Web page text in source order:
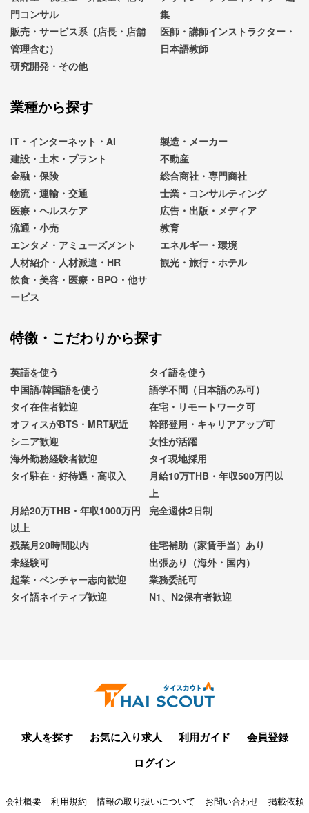
門コンサル
集
販売・サービス系（店長・店舗
管理含む）
医師・講師インストラクター・
日本語教師
研究開発・その他
業種から探す
IT・インターネット・AI
製造・メーカー
建設・土木・プラント
不動産
金融・保険
総合商社・専門商社
物流・運輸・交通
士業・コンサルティング
医療・ヘルスケア
広告・出版・メディア
流通・小売
教育
エンタメ・アミューズメント
エネルギー・環境
人材紹介・人材派遣・HR
観光・旅行・ホテル
飲食・美容・医療・BPO・他サ
ービス
特徴・こだわりから探す
英語を使う
タイ語を使う
中国語/韓国語を使う
語学不問（日本語のみ可）
タイ在住者歓迎
在宅・リモートワーク可
オフィスがBTS・MRT駅近
幹部登用・キャリアアップ可
シニア歓迎
女性が活躍
海外勤務経験者歓迎
タイ現地採用
タイ駐在・好待遇・高収入
月給10万THB・年収500万円以
上
月給20万THB・年収1000万円
以上
完全週休2日制
残業月20時間以内
住宅補助（家賃手当）あり
未経験可
出張あり（海外・国内）
起業・ベンチャー志向歓迎
業務委託可
タイ語ネイティブ歓迎
N1、N2保有者歓迎
求人を探す お気に入り求人 利用ガイド
会員登録
ログイン
会社概要 利用規約 情報の取り扱いについて お問い合わせ 掲載依頼